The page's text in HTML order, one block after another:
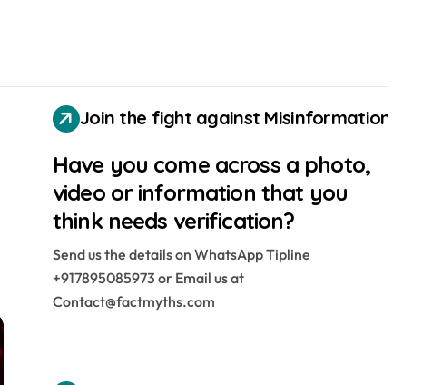
Join the fight against Misinformation
Have you come across a photo,
video or information that you
think needs verification?
Send us the details on WhatsApp Tipline
+917895085973 or Email us at
Contact@factmyths.com